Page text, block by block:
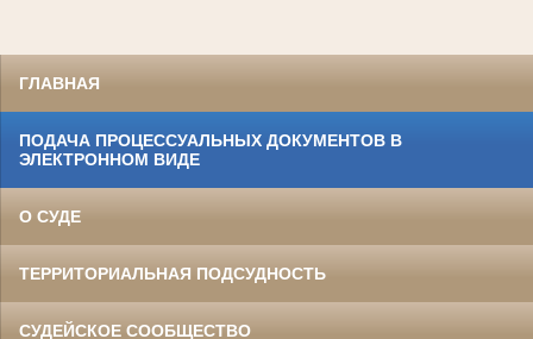
ГЛАВНАЯ
ПОДАЧА ПРОЦЕССУАЛЬНЫХ ДОКУМЕНТОВ В
ЭЛЕКТРОННОМ ВИДЕ
О СУДЕ
ТЕРРИТОРИАЛЬНАЯ ПОДСУДНОСТЬ
СУДЕЙСКОЕ СООБЩЕСТВО